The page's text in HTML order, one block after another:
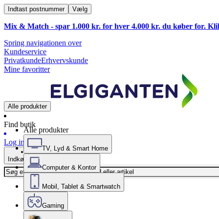
Indtast postnummer Vælg
Mix & Match - spar 1.000 kr. for hver 4.000 kr. du køber for.
Spring navigationen over
Kundeservice
PrivatkundeErhvervskunde
Mine favoritter
Alle produkter
Find butik
Log ind
Indkøbskurv
Alle produkter
TV, Lyd & Smart Home
Computer & Kontor
Mobil, Tablet & Smartwatch
Gaming